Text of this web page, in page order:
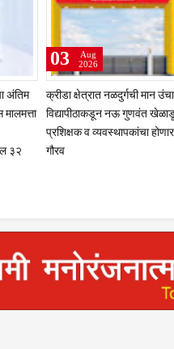
अंतिम
३२
क्रीडा क्षेत्रात नळदुर्गची मान
विद्यापीठाकडून नऊ गुणवंत
प्रशिक्षक व व्यवस्थापकांचा होणार
गौरव
03
Aug
2026